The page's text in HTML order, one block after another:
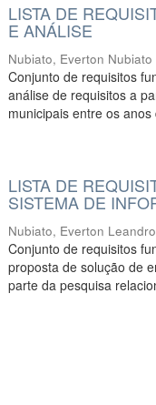
LISTA DE
E ANÁLISE
Nubiato, Everton Nubiato
Conjunto de requisitos
análise de requisitos a
municipais entre os anos
LISTA DE
SISTEMA DE
Nubiato, Everton Leandro
Conjunto de requisitos
proposta de solução de
parte da pesquisa